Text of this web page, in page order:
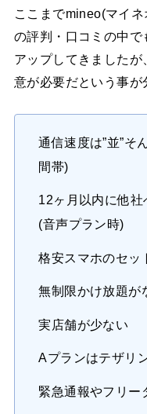
ここまでmineo(マイ
の評判・口コミの中で
アップしてきました
意が必要だという事が
通信速度は”並”そ
間帯)
12ヶ月以内に他社
(音声プラン時)
格安スマホのセッ
無制限かけ放題が
実店舗が少ない
Aプランはテザリ
緊急通報やフリー